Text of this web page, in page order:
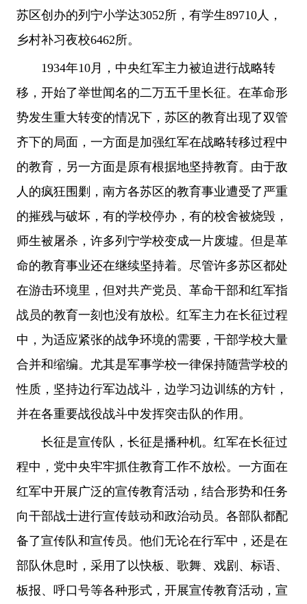
苏区创办的列宁小学达3052所，有学生89710人，
乡村补习夜校6462所。
1934年10月，中央红军主力被迫进行战略转
移，开始了举世闻名的二万五千里长征。在革命形
势发生重大转变的情况下，苏区的教育出现了双管
齐下的局面，一方面是加强红军在战略转移过程中
的教育，另一方面是原有根据地坚持教育。由于敌
人的疯狂围剿，南方各苏区的教育事业遭受了严重
的摧残与破坏，有的学校停办，有的校舍被烧毁，
师生被屠杀，许多列宁学校变成一片废墟。但是革
命的教育事业还在继续坚持着。尽管许多苏区都处
在游击环境里，但对共产党员、革命干部和红军指
战员的教育一刻也没有放松。红军主力在长征过程
中，为适应紧张的战争环境的需要，干部学校大量
合并和缩编。尤其是军事学校一律保持随营学校的
性质，坚持边行军边战斗，边学习边训练的方针，
并在各重要战役战斗中发挥突击队的作用。
长征是宣传队，长征是播种机。红军在长征过
程中，党中央牢牢抓住教育工作不放松。一方面在
红军中开展广泛的宣传教育活动，结合形势和任务
向干部战士进行宣传鼓动和政治动员。各部队都配
备了宣传队和宣传员。他们无论在行军中，还是在
部队休息时，采用了以快板、歌舞、戏剧、标语、
板报、呼口号等各种形式，开展宣传教育活动，宣